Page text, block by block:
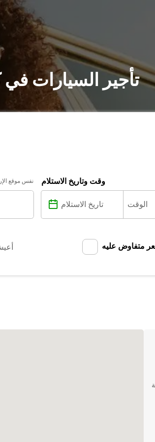
تأجير السيارات
نفس موقع وقت وتاريخ الاستلام
متفاوض عليه